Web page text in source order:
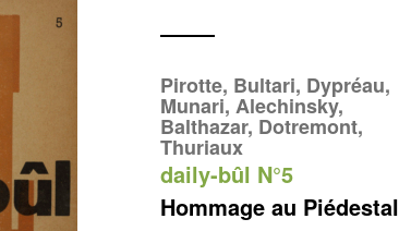
Pirotte, Bultari, Dypréau,
Munari, Alechinsky,
Balthazar, Dotremont,
Thuriaux
daily-bûl N°5
Hommage au Piédestal